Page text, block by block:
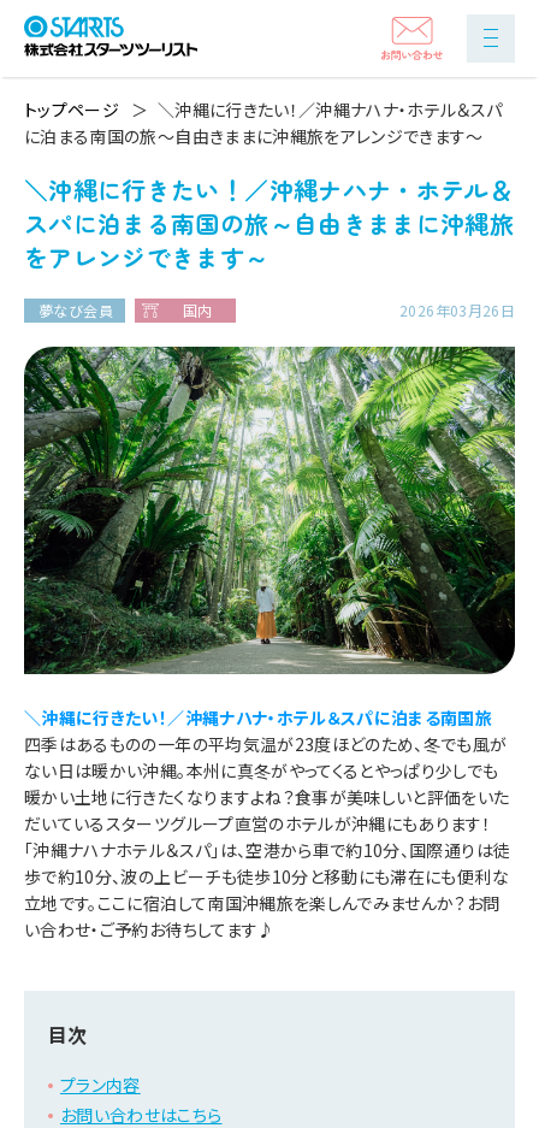
トップページ
＼沖縄に行きたい！／沖縄ナハナ・ホテル＆スパ
に泊まる南国の旅～自由きままに沖縄旅をアレンジできます～
＼沖縄に行きたい！／沖縄ナハナ・ホテル＆
スパに泊まる南国の旅～自由きままに沖縄旅
をアレンジできます～
夢なび会員 国内 2026年03月26日
＼沖縄に行きたい！／沖縄ナハナ・ホテル＆スパに泊まる南国旅
四季はあるものの一年の平均気温が23度ほどのため、冬でも風が
ない日は暖かい沖縄。本州に真冬がやってくるとやっぱり少しでも
暖かい土地に行きたくなりますよね？食事が美味しいと評価をいた
だいているスターツグループ直営のホテルが沖縄にもあります！
「沖縄ナハナホテル＆スパ」は、空港から車で約10分、国際通りは徒
歩で約10分、波の上ビーチも徒歩10分と移動にも滞在にも便利な
立地です。ここに宿泊して南国沖縄旅を楽しんでみませんか？お問
い合わせ・ご予約お待ちしてます♪
目次
プラン内容
お問い合わせはこちら